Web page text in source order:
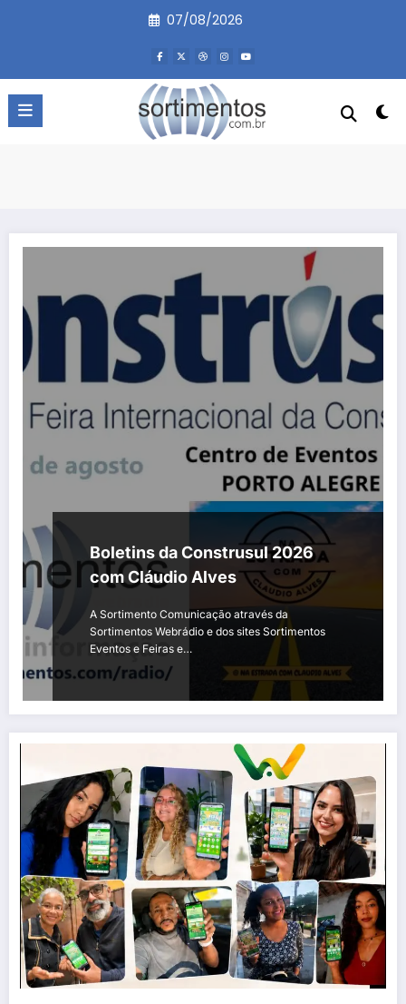
07/08/2026
Boletins da Construsul 2026
com Cláudio Alves
A Sortimento Comunicação através da
Sortimentos Webrádio e dos sites Sortimentos
Eventos e Feiras e…